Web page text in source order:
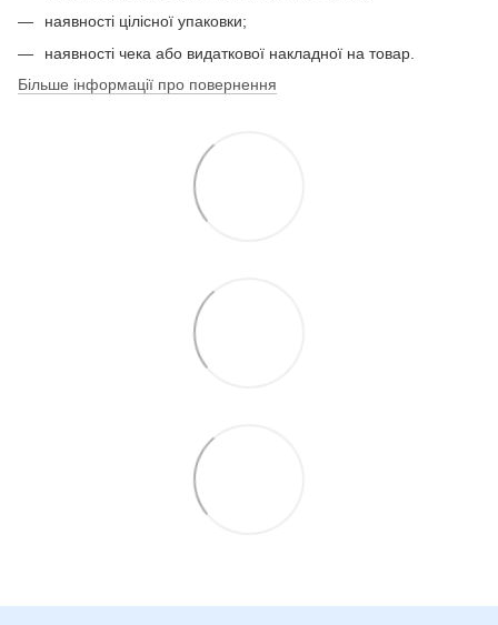
наявності цілісної упаковки;
наявності чека або видаткової накладної на товар.
Більше інформації про повернення